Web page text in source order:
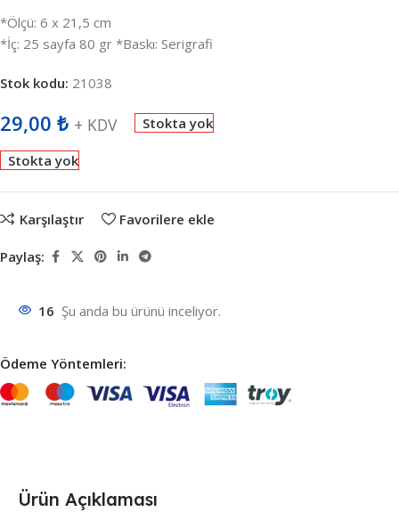
*Ölçü: 6 x 21,5 cm
*İç: 25 sayfa 80 gr *Baskı: Serigrafi
Stok kodu: 21038
29,00 ₺ + KDV Stokta yok
Stokta yok
Karşılaştır Favorilere ekle
Paylaş:
16 Şu anda bu ürünü inceliyor.
Ödeme Yöntemleri:
Ürün Açıklaması